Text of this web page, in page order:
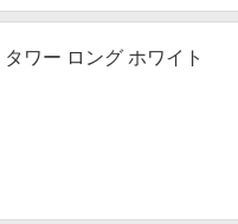
ワー ロング ホワイト